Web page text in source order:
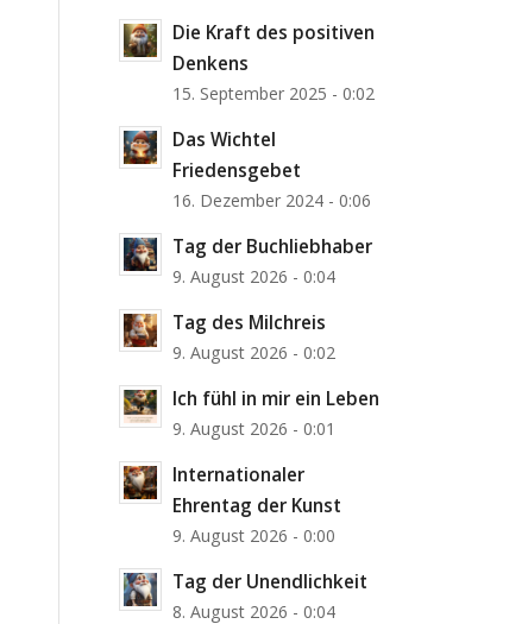
Die Kraft des positiven
Denkens
15. September 2025 - 0:02
Das Wichtel
Friedensgebet
16. Dezember 2024 - 0:06
Tag der Buchliebhaber
9. August 2026 - 0:04
Tag des Milchreis
9. August 2026 - 0:02
Ich fühl in mir ein Leben
9. August 2026 - 0:01
Internationaler
Ehrentag der Kunst
9. August 2026 - 0:00
Tag der Unendlichkeit
8. August 2026 - 0:04